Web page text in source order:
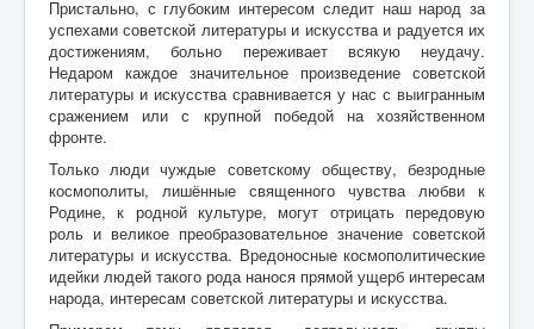
Пристально, с глубоким интересом следит наш народ за
успехами советской литературы и искусства и радуется их
достижениям, больно переживает всякую неудачу.
Недаром каждое значительное произведение советской
литературы и искусства сравнивается у нас с выигранным
сражением или с крупной победой на хозяйственном
фронте.
Только люди чуждые советскому обществу, безродные
космополиты, лишённые священного чувства любви к
Родине, к родной культуре, могут отрицать передовую
роль и великое преобразовательное значение советской
литературы и искусства. Вредоносные космополитические
идейки людей такого рода нанося прямой ущерб интересам
народа, интересам советской литературы и искусства.